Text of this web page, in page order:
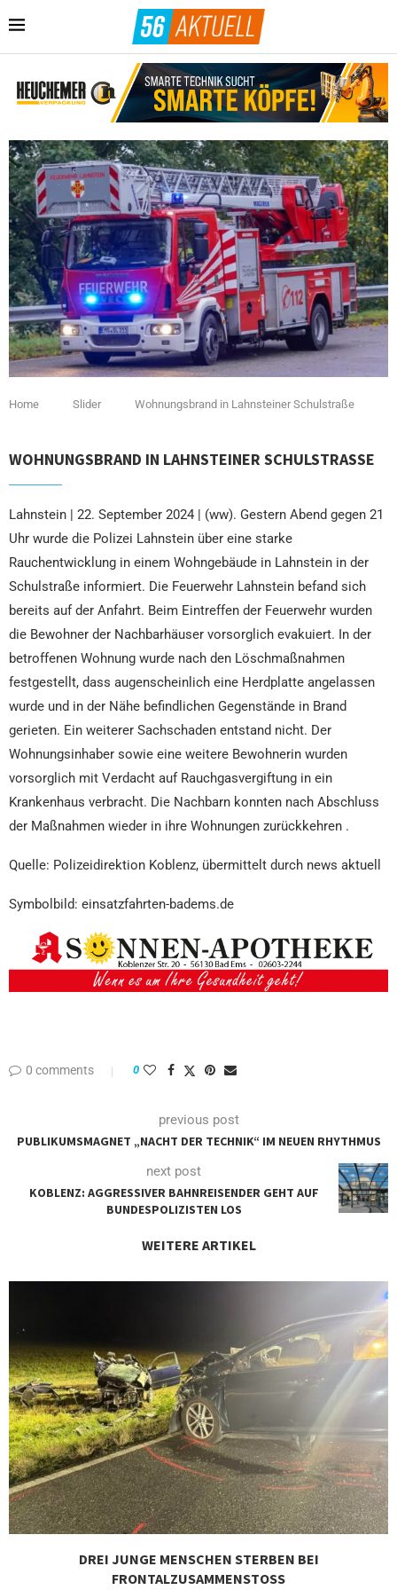
Home Slider Wohnungsbrand in Lahnsteiner Schulstraße
WOHNUNGSBRAND IN LAHNSTEINER SCHULSTRASSE
Lahnstein | 22. September 2024 | (ww). Gestern Abend gegen 21
Uhr wurde die Polizei Lahnstein über eine starke
Rauchentwicklung in einem Wohngebäude in Lahnstein in der
Schulstraße informiert. Die Feuerwehr Lahnstein befand sich
bereits auf der Anfahrt. Beim Eintreffen der Feuerwehr wurden
die Bewohner der Nachbarhäuser vorsorglich evakuiert. In der
betroffenen Wohnung wurde nach den Löschmaßnahmen
festgestellt, dass augenscheinlich eine Herdplatte angelassen
wurde und in der Nähe befindlichen Gegenstände in Brand
gerieten. Ein weiterer Sachschaden entstand nicht. Der
Wohnungsinhaber sowie eine weitere Bewohnerin wurden
vorsorglich mit Verdacht auf Rauchgasvergiftung in ein
Krankenhaus verbracht. Die Nachbarn konnten nach Abschluss
der Maßnahmen wieder in ihre Wohnungen zurückkehren .
Quelle: Polizeidirektion Koblenz, übermittelt durch news aktuell
Symbolbild: einsatzfahrten-badems.de
0 comments 0
previous post
PUBLIKUMSMAGNET „NACHT DER TECHNIK“ IM NEUEN RHYTHMUS
next post
KOBLENZ: AGGRESSIVER BAHNREISENDER GEHT AUF
BUNDESPOLIZISTEN LOS
WEITERE ARTIKEL
DREI JUNGE MENSCHEN STERBEN BEI
FRONTALZUSAMMENSTOSS